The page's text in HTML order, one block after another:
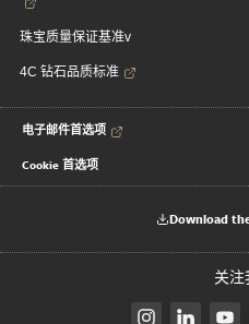
珠宝质量保证基准v
4C 钻石品质标准
电子邮件首选项
Cookie 首选项
Download
关注